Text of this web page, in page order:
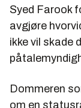
Syed Farook
avgjøre
ikke vil skade
Dommeren
om en